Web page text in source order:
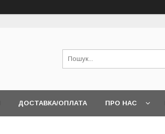
ДОСТАВКА/ОПЛАТА ПРО НАС